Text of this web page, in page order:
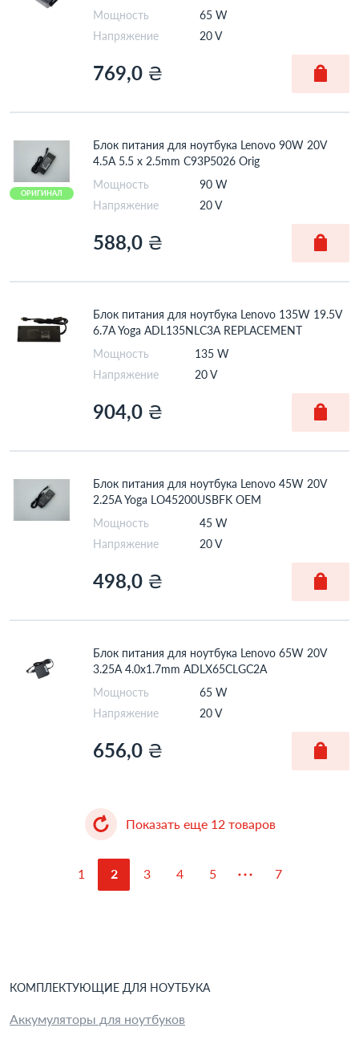
Мощность
65 W
Напряжение
20 V
769,0 ₴
ОРИГИНАЛ
Блок питания для ноутбука Lenovo 90W 20V
4.5A 5.5 x 2.5mm C93P5026 Orig
Мощность
90 W
Напряжение
20 V
588,0 ₴
Блок питания для ноутбука Lenovo 135W 19.5V
6.7A Yoga ADL135NLC3A REPLACEMENT
Мощность
135 W
Напряжение
20 V
904,0 ₴
Блок питания для ноутбука Lenovo 45W 20V
2.25A Yoga LO45200USBFK OEM
Мощность
45 W
Напряжение
20 V
498,0 ₴
Блок питания для ноутбука Lenovo 65W 20V
3.25A 4.0x1.7mm ADLX65CLGC2A
Мощность
65 W
Напряжение
20 V
656,0 ₴
Показать еще 12товаров
1 2 3 4 5 7
КОМПЛЕКТУЮЩИЕ ДЛЯ НОУТБУКА
Аккумуляторы для ноутбуков